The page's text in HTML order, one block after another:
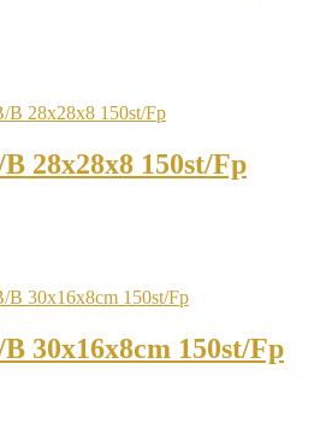
28x28x8 150st/Fp
30x16x8cm 150st/Fp